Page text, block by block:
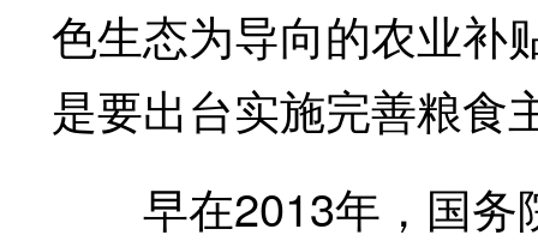
色生态为导向的农业补
是要出台实施完善粮食
早在2013年，国务